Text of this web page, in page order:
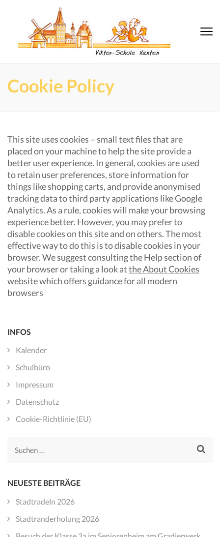
(Eingabetaste
drücken)
Cookie Policy
This site uses cookies – small text files that are
placed on your machine to help the site provide a
better user experience. In general, cookies are used
to retain user preferences, store information for
things like shopping carts, and provide anonymised
tracking data to third party applications like Google
Analytics. As a rule, cookies will make your browsing
experience better. However, you may prefer to
disable cookies on this site and on others. The most
effective way to do this is to disable cookies in your
browser. We suggest consulting the Help section of
your browser or taking a look atthe About Cookies
websitewhich offers guidance for all modern
browsers
INFOS
Kalender
Schulbüro
Impressum
Datenschutz
Cookie-Richtlinie (EU)
Suchen
NEUESTE BEITRÄGE
Stadtradeln 2026
Stadtranderholung 2026